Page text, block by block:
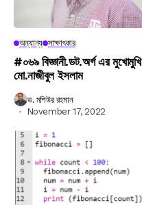
অন্যান্য সাক্ষাৎকার
#০৬৯ বিজ্ঞানী.ডট.অর্গ এর মুখোমুখি
মো.নাজীবুল ইসলাম
ড. মশিউর রহমান
November 17, 2022